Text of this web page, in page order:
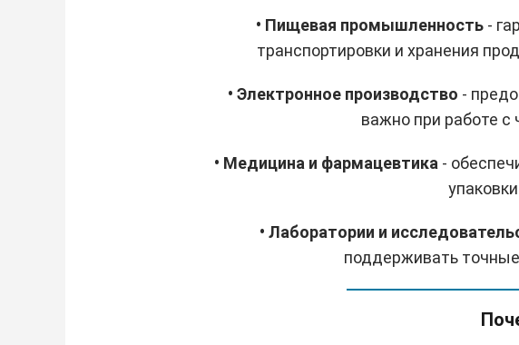
• Пищевая промышленность -
транспортировки и хранения
• Электронное производство -
важно при работе
• Медицина и фармацевтика -
• Лаборатории и
поддерживать